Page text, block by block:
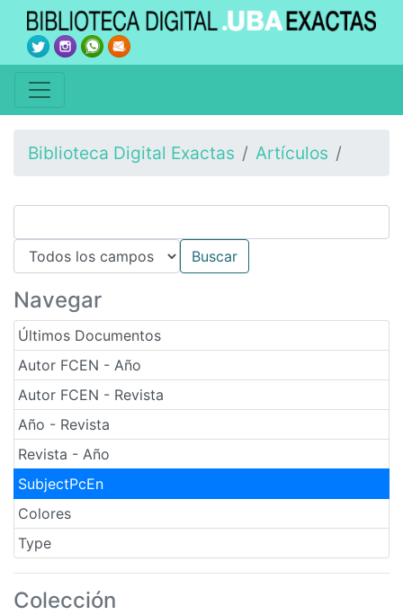
Biblioteca Digital Exactas Artículos
Navegar
Últimos Documentos
Autor FCEN - Año
Autor FCEN - Revista
Año - Revista
Revista - Año
SubjectPcEn
Colores
Type
Colección